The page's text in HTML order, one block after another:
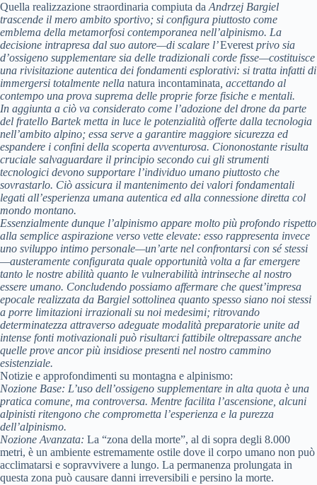
Quella realizzazione straordinaria compiuta da Andrzej Bargiel
trascende il mero ambito sportivo; si configura piuttosto come
emblema della metamorfosi contemporanea nell’alpinismo. La
decisione intrapresa dal suo autore—di scalare l’Everest privo sia
d’ossigeno supplementare sia delle tradizionali corde fisse—costituisce
una rivisitazione autentica dei fondamenti esplorativi: si tratta infatti di
immergersi totalmente nella natura incontaminata , accettando al
contempo una prova suprema delle proprie forze fisiche e mentali.
In aggiunta a ciò va considerato come l’adozione del drone da parte
del fratello Bartek metta in luce le potenzialità offerte dalla tecnologia
nell’ambito alpino; essa serve a garantire maggiore sicurezza ed
espandere i confini della scoperta avventurosa. Ciononostante risulta
cruciale salvaguardare il principio secondo cui gli strumenti
tecnologici devono supportare l’individuo umano piuttosto che
sovrastarlo. Ciò assicura il mantenimento dei valori fondamentali
legati all’esperienza umana autentica ed alla connessione diretta col
mondo montano.
Essenzialmente dunque l’alpinismo appare molto più profondo rispetto
alla semplice aspirazione verso vette elevate: esso rappresenta invece
uno sviluppo intimo personale—un’arte nel confrontarsi con sé stessi
—austeramente configurata quale opportunità volta a far emergere
tanto le nostre abilità quanto le vulnerabilità intrinseche al nostro
essere umano. Concludendo possiamo affermare che quest’impresa
epocale realizzata da Bargiel sottolinea quanto spesso siano noi stessi
a porre limitazioni irrazionali su noi medesimi; ritrovando
determinatezza attraverso adeguate modalità preparatorie unite ad
intense fonti motivazionali può risultarci fattibile oltrepassare anche
quelle prove ancor più insidiose presenti nel nostro cammino
esistenziale.
Notizie e approfondimenti su montagna e alpinismo:
Nozione Base: L’uso dell’ossigeno supplementare in alta quota è una
pratica comune, ma controversa. Mentre facilita l’ascensione, alcuni
alpinisti ritengono che comprometta l’esperienza e la purezza
dell’alpinismo.
Nozione Avanzata: La “zona della morte”, al di sopra degli 8.000
metri, è un ambiente estremamente ostile dove il corpo umano non può
acclimatarsi e sopravvivere a lungo. La permanenza prolungata in
questa zona può causare danni irreversibili e persino la morte.